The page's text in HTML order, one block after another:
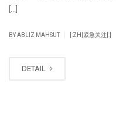
BYABLIZ MAHSUT [:ZH]紧急关注[:]
DETAIL